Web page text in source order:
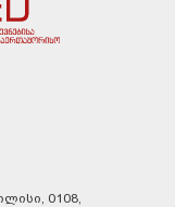
0108,